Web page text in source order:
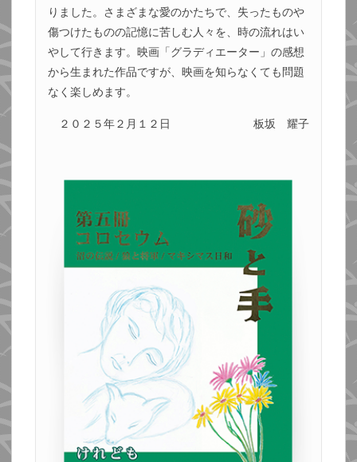
りました。さまざまな愛のかたちで、失ったものや
傷つけたものの記憶に苦しむ人々を、時の流れはい
やして行きます。映画「グラディエーター」の感想
から生まれた作品ですが、映画を知らなくても問題
なく楽しめます。
２０２５年２月１２日 板坂 耀子